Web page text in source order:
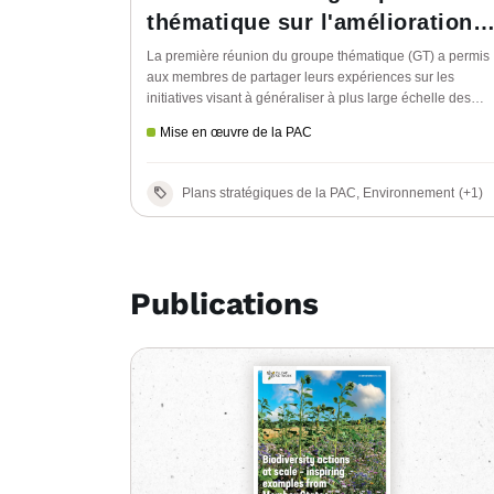
thématique sur l'amélioration
de la biodiversité dans les
terres agricoles pour une
La première réunion du groupe thématique (GT) a permis
aux membres de partager leurs expériences sur les
initiatives visant à généraliser à plus large échelle des
et d'en discuter pour convenir de sujets pour une
Mise en œuvre de la PAC
Plans stratégiques de la PAC, Environnement (+1)
Publications